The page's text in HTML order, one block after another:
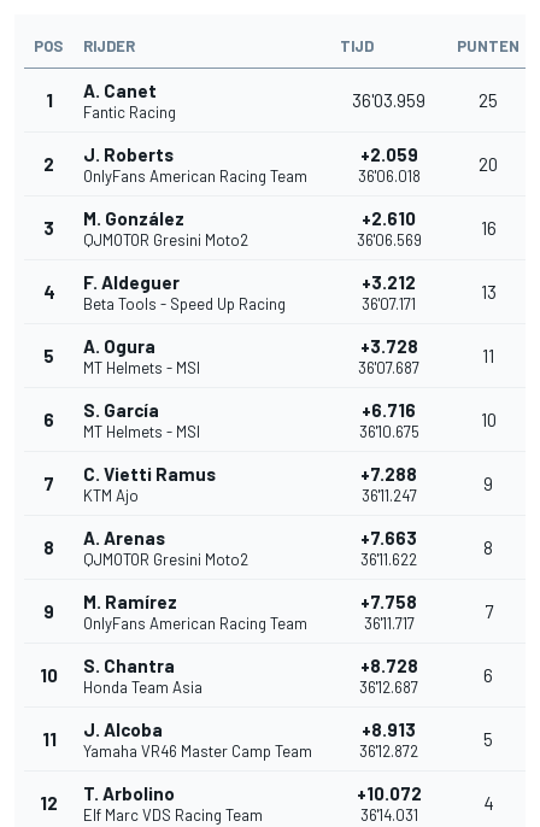
POS RIJDER TIJD PUNTEN
1 A. Canet
Fantic Racing
36'03.959 25
2 J. Roberts
OnlyFans American Racing Team
+2.059
36'06.018
20
3 M. González
QJMOTOR Gresini Moto2
+2.610
36'06.569
16
4 F. Aldeguer
Beta Tools - Speed Up Racing
+3.212
36'07.171
13
5 A. Ogura
MT Helmets - MSI
+3.728
36'07.687
11
6 S. García
MT Helmets - MSI
+6.716
36'10.675
10
7 C. Vietti Ramus
KTM Ajo
+7.288
36'11.247
9
8 A. Arenas
QJMOTOR Gresini Moto2
+7.663
36'11.622
8
9 M. Ramírez
OnlyFans American Racing Team
+7.758
36'11.717
7
10 S. Chantra
Honda Team Asia
+8.728
36'12.687
6
11 J. Alcoba
Yamaha VR46 Master Camp Team
+8.913
36'12.872
5
12 T. Arbolino
Elf Marc VDS Racing Team
+10.072
36'14.031
4